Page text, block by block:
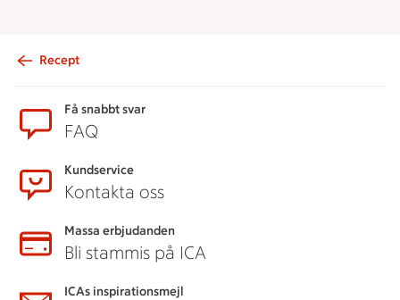
Recept
Få snabbt svar
FAQ
Kundservice
Kontakta oss
Massa erbjudanden
Bli stammis på ICA
ICAs inspirationsmejl